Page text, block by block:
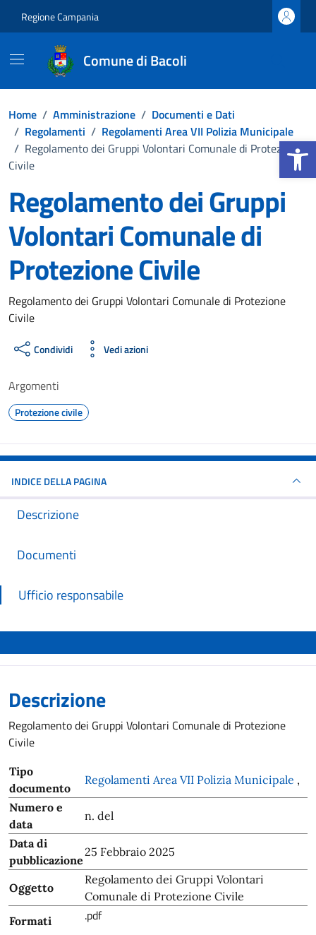
Apri la
Regione Campania
Comune di Bacoli
Home / Amministrazione / Documenti e Dati
/ Regolamenti / Regolamenti Area VII Polizia Municipale
/ Regolamento dei Gruppi Volontari Comunale di Protezione
Civile
Regolamento dei Gruppi
Volontari Comunale di
Protezione Civile
Dettagli del documento
Regolamento dei Gruppi Volontari Comunale di Protezione
Civile
Condividi Vedi azioni
Argomenti
Protezione civile
INDICE DELLA PAGINA
Descrizione
Documenti
Ufficio responsabile
Descrizione
Regolamento dei Gruppi Volontari Comunale di Protezione
Civile
Tipo
documento
Regolamenti Area VII Polizia Municipale ,
Numero e
data
n. del
Data di
pubblicazione
25 Febbraio 2025
Oggetto
Regolamento dei Gruppi Volontari
Comunale di Protezione Civile
Formati
.pdf